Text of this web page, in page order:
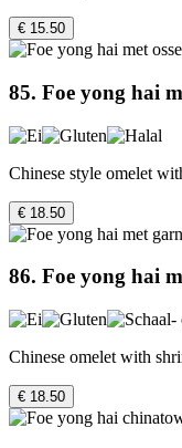
€ 15.50
85. Foe yong hai
Chinese style omelet
€ 18.50
86. Foe yong hai
Chinese omelet with
€ 18.50